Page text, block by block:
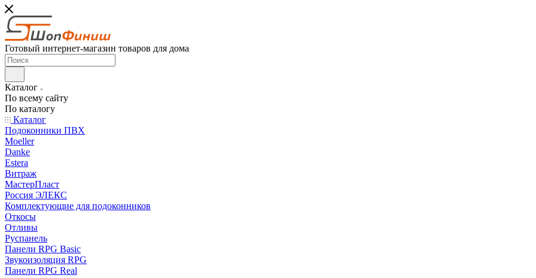
Готовый интернет-магазин товаров для дома
Каталог
По всему сайту
По каталогу
Каталог
Подоконники ПВХ
Moeller
Danke
Estera
Витраж
МастерПласт
Россия ЭЛЕКС
Комплектующие для подоконников
Откосы
Отливы
Руспанель
Панели RPG Basic
Звукоизоляция RPG
Панели RPG Real